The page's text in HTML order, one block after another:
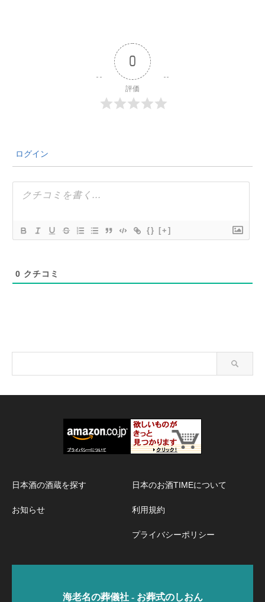
0
評価
ログイン
{} [+]
0 クチコミ
日本酒の酒蔵を探す
お知らせ
日本のお酒TIMEについて
利用規約
プライバシーポリシー
海老名の葬儀社 - お葬式のしおん